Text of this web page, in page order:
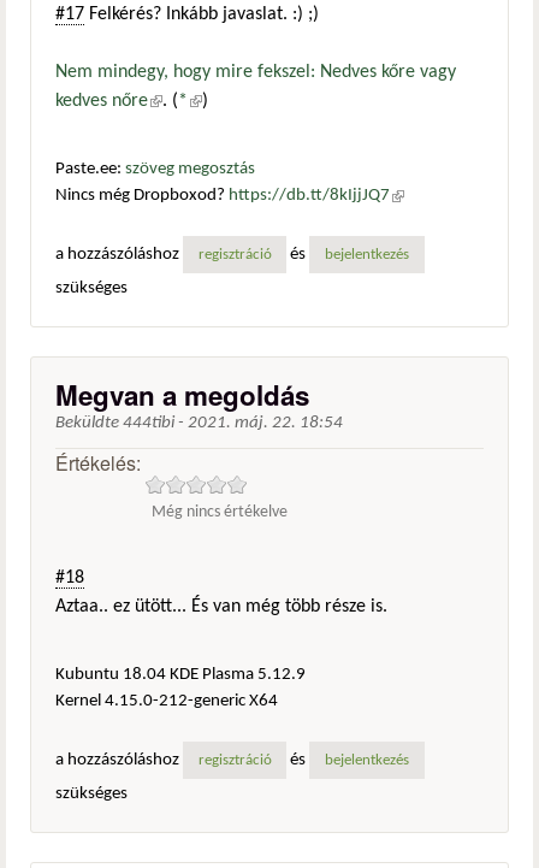
#17 Felkérés? Inkább javaslat. :) ;)
Nem mindegy, hogy mire fekszel: Nedves kőre vagy
kedves nőre(külső hivatkozás)
. (* (külső hivatkozás)
)
Paste.ee: szöveg megosztás
Nincs még Dropboxod? https://db.tt/8kIjjJQ7 (külső
a hozzászóláshoz
regisztráció és bejelentkezés
szükséges
Megvan a megoldás
Beküldte 444tibi - 2021. máj. 22. 18:54
Értékelés:
Még nincs értékelve
#18
Aztaa.. ez ütött... És van még több része is.
Kubuntu 18.04 KDE Plasma 5.12.9
Kernel 4.15.0-212-generic X64
a hozzászóláshoz regisztráció és bejelentkezés
szükséges